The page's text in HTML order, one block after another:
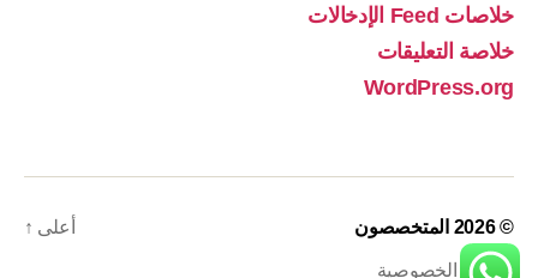
خلاصات Feed الإدخالات
خلاصة التعليقات
WordPress.org
© 2026 المتخصصون
سياسة الخصوصية
أعلى ↑